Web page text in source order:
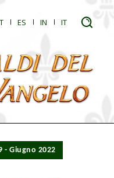
ES IN IT
- Giugno 2022